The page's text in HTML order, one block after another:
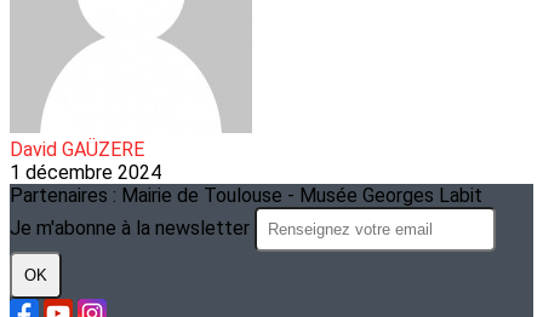
David GAÜZERE
1 décembre 2024
Partenaires : Mairie de Toulouse - Musée Georges Labit
Je m'abonne à la newsletter
OK